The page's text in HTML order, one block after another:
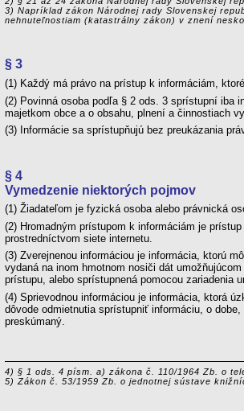
3) Napríklad zákon Národnej rady Slovenskej
nehnuteľnostiam (katastrálny zákon) v znení
§ 3
(1) Každý má právo na prístup k informáciám,
(2) Povinná osoba podľa § 2 ods. 3 sprístupní iba
majetkom obce a o obsahu, plnení a činnostiach
(3) Informácie sa sprístupňujú bez preukázania
§ 4
Vymedzenie niektorých pojmov
(1) Žiadateľom je fyzická osoba alebo právnická
(2) Hromadným prístupom k informáciám je
prostredníctvom siete internetu.
(3) Zverejnenou informáciou je informácia, ktorú
vydaná na inom hmotnom nosiči dát
prístupu, alebo sprístupnená pomocou zariadenia
(4) Sprievodnou informáciou je informácia, ktorá
dôvode odmietnutia sprístupniť informáciu, o
preskúmaný.
4) § 1 ods. 4 písm. a) zákona č. 110/1964 Zb. o
5) Zákon č. 53/1959 Zb. o jednotnej sústave